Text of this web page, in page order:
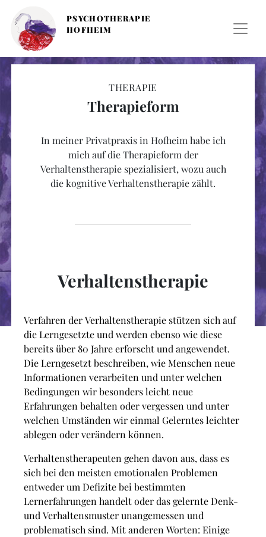
PSYCHOTHERAPIE
HOFHEIM
THERAPIE
Therapieform
In meiner Privatpraxis in Hofheim habe ich
mich auf die Therapieform der
Verhaltenstherapie spezialisiert, wozu auch
die kognitive Verhaltenstherapie zählt.
Verhaltenstherapie
Verfahren der Verhaltenstherapie stützen sich auf
die Lerngesetzte und werden ebenso wie diese
bereits über 80 Jahre erforscht und angewendet.
Die Lerngesetzt beschreiben, wie Menschen neue
Informationen verarbeiten und unter welchen
Bedingungen wir besonders leicht neue
Erfahrungen behalten oder vergessen und unter
welchen Umständen wir einmal Gelerntes leichter
ablegen oder verändern können.
Verhaltenstherapeuten gehen davon aus, dass es
sich bei den meisten emotionalen Problemen
entweder um Defizite bei bestimmten
Lernerfahrungen handelt oder das gelernte Denk-
und Verhaltensmuster unangemessen und
problematisch sind. Mit anderen Worten: Einige